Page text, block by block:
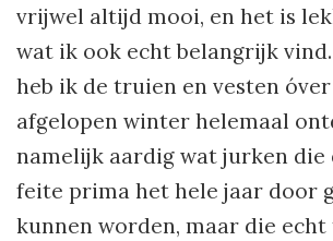
vrijwel altijd mooi, en het is
wat ik ook echt belangrijk
heb ik de truien en vesten
afgelopen winter helemaal
namelijk aardig wat jurken
feite prima het hele jaar door
kunnen worden, maar die